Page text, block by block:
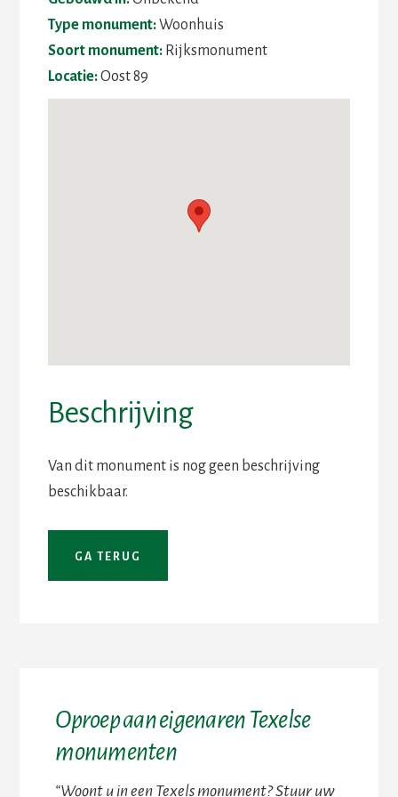
Type monument:Woonhuis
Soort monument:Rijksmonument
Locatie:Oost 89
Beschrijving
Van dit monument is nog geen beschrijving
beschikbaar.
Oproep aan eigenaren Texelse
monumenten
“Woont u in een Texels monument? Stuur uw